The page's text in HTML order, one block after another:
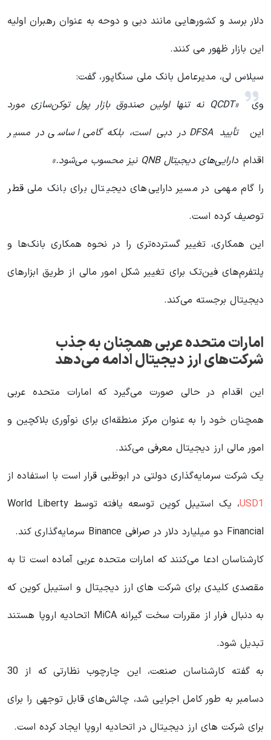
دلار برسد و کشورهایی مانند دبی و دوحه به عنوان رهبران اولیه
این بازار ظهور می کنند.
سیلاس لی، مدیرعامل بانک ملی سنگاپور، گفت:
«QCDT نه تنها اولین صندوق بازار پول توکن‌سازی مورد
تأیید DFSA در دبی است، بلکه گامی اساسی در مسیر
دارایی‌های دیجیتال QNB نیز محسوب می‌شود.»
وی
این
اقدام
را گام مهمی در مسیر دارایی‌های دیجیتال برای بانک ملی قطر
توصیف کرده است.
این همکاری، تغییر گسترده‌تری را در نحوه همکاری بانک‌ها و
پلتفرم‌های فین‌تک برای تغییر شکل امور مالی از طریق ابزارهای
دیجیتال برجسته می‌کند.
امارات متحده عربی همچنان به جذب
شرکت‌های ارز دیجیتال ادامه می‌دهد
این اقدام در حالی صورت می‌گیرد که امارات متحده عربی
همچنان خود را به عنوان مرکز منطقه‌ای برای نوآوری بلاکچین و
امور مالی ارز دیجیتال معرفی می‌کند.
یک شرکت سرمایه‌گذاری دولتی در ابوظبی قرار است با استفاده از
USD1
، یک استیبل کوین توسعه یافته توسط World Liberty
Financial دو میلیارد دلار در صرافی Binance سرمایه‌گذاری کند.
کارشناسان ادعا می‌کنند که امارات متحده عربی آماده است تا به
مقصدی کلیدی برای شرکت های ارز دیجیتال و استیبل کوین که
به دنبال فرار از مقررات سخت گیرانه MiCA اتحادیه اروپا هستند
تبدیل شود.
به گفته کارشناسان صنعت، این چارچوب نظارتی که از 30
دسامبر به طور کامل اجرایی شد، چالش‌های قابل توجهی را برای
برای شرکت های ارز دیجیتال در اتحادیه اروپا ایجاد کرده است.